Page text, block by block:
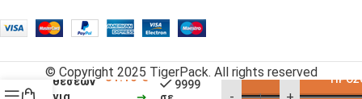
© Copyright 2025 TigerPack. All rights reserved
Βάση
PP 4
θέσεων
για
31.10€
9999